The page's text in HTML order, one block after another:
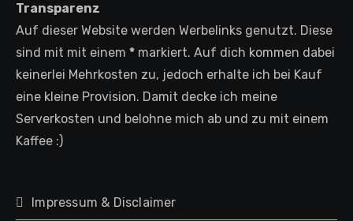
Transparenz
Auf dieser Website werden Werbelinks genutzt. Diese
sind mit mit einem * markiert. Auf dich kommen dabei
keinerlei Mehrkosten zu, jedoch erhalte ich bei Kauf
eine kleine Provision. Damit decke ich meine
Serverkosten und belohne mich ab und zu mit einem
Kaffee :)
Impressum & Disclaimer